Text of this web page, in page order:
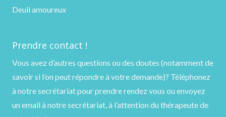
Deuil amoureux
Prendre contact !
Vous avez d’autres questions ou des doutes (notamment de
savoir si l’on peut répondre à votre demande)? Téléphonez
à notre secrétariat pour prendre rendez vous ou envoyez
un email à notre secrétariat, à l’attention du thérapeute de